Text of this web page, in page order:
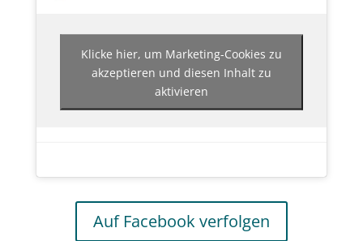
Klicke hier, um Marketing-Cookies zu
akzeptieren und diesen Inhalt zu
aktivieren
Auf Facebook verfolgen